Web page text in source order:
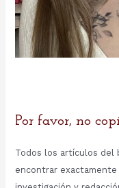
Por favor, no
Todos los artículos del
encontrar